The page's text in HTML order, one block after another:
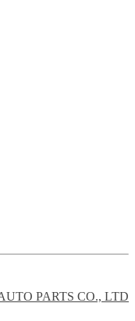
PARTS CO., LTD